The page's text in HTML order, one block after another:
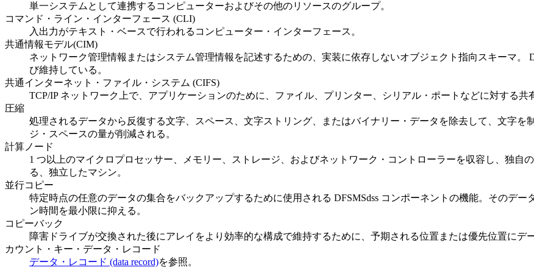
単一システムとして連携するコンピューターおよびその他のリソースのグループ。
コマンド・ライン・インターフェース (CLI)
入出力がテキスト・ベースで行われるコンピューター・インターフェース。
共通情報モデル(CIM)
ネットワーク管理情報またはシステム管理情報を記述するための、実装に依存しないオブジェクト指向スキーマ。
び維持している。
共通インターネット・ファイル・システム (CIFS)
TCP/IP ネットワーク上で、アプリケーションのために、ファイル、プリンター、シリアル・ポートなどに対する
圧縮
処理されるデータから反復する文字、スペース、文字ストリング、またはバイナリー・データを除去して、文字
ジ・スペースの量が削減される。
計算ノード
1 つ以上のマイクロプロセッサー、メモリー、ストレージ、およびネットワーク・コントローラーを収容し、独自
る、独立したマシン。
並行コピー
特定時点の任意のデータの集合をバックアップするために使用される DFSMSdss コンポーネントの機能。そのデ
ン時間を最小限に抑える。
コピーバック
障害ドライブが交換された後にアレイをより効率的な構成で維持するために、予期される位置または優先位置にデ
カウント・キー・データ・レコード
データ・レコード (data record)を参照。